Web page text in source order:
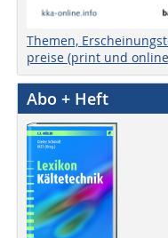
Themen,
preise (print und
Abo + Heft